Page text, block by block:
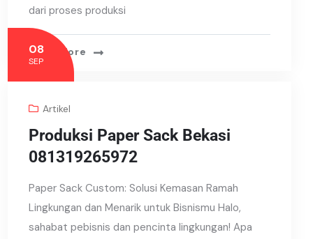
dari proses produksi
Read More
08
SEP
Artikel
Produksi Paper Sack Bekasi
081319265972
Paper Sack Custom: Solusi Kemasan Ramah
Lingkungan dan Menarik untuk Bisnismu Halo,
sahabat pebisnis dan pencinta lingkungan! Apa